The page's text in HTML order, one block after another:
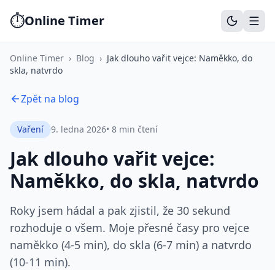
⏱️Online Timer
Online Timer › Blog › Jak dlouho vařit vejce: Naměkko, do
skla, natvrdo
Zpět na blog
Vaření 9. ledna 2026• 8 min čtení
Jak dlouho vařit vejce:
Naměkko, do skla, natvrdo
Roky jsem hádal a pak zjistil, že 30 sekund
rozhoduje o všem. Moje přesné časy pro vejce
naměkko (4-5 min), do skla (6-7 min) a natvrdo
(10-11 min).